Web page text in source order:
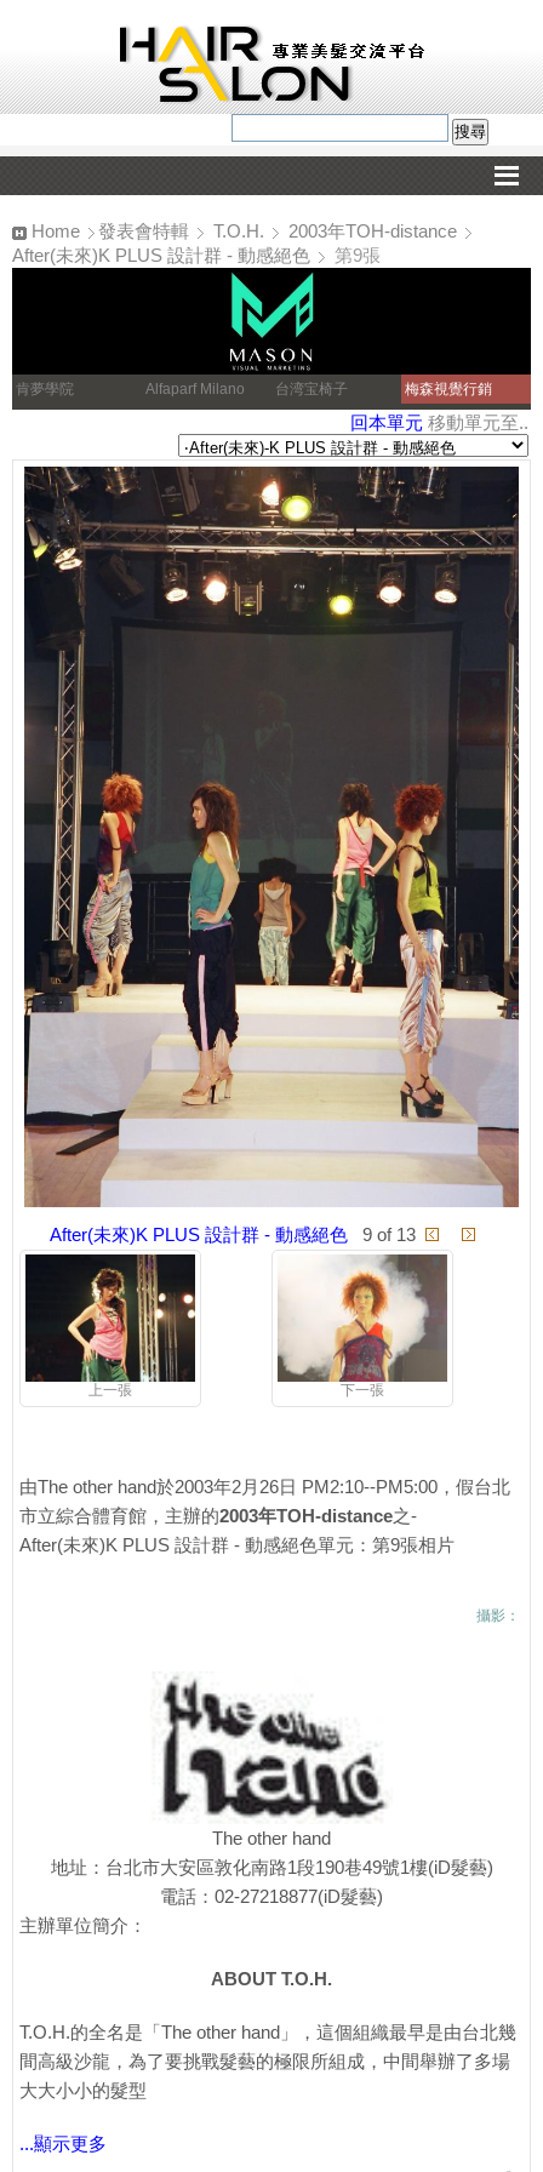
Home 發表會特輯 T.O.H.
2003年TOH-distance
After(未來)K PLUS 設計群 - 動感絕色
第9張
肯夢學院 Alfaparf Milano 台湾宝椅子 梅森視覺行銷
回本單元 移動單元至..
After(未來)K PLUS 設計群 - 動感絕色 9 of 13
上一張 下一張
由The other hand於2003年2月26日 PM2:10--PM5:00，假台北
市立綜合體育館，主辦的2003年TOH-distance之-
After(未來)K PLUS 設計群 - 動感絕色單元：第9張相片
攝影：
The other hand
地址：台北市大安區敦化南路1段190巷49號1樓(iD髮藝)
電話：02-27218877(iD髮藝)
主辦單位簡介：
ABOUT T.O.H.
T.O.H.的全名是「The other hand」，這個組織最早是由台北幾
間高級沙龍，為了要挑戰髮藝的極限所組成，中間舉辦了多場
大大小小的髮型
...顯示更多